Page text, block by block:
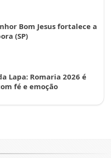
Bom Jesus fortalece a
(SP)
Lapa: Romaria 2026 é
fé e emoção